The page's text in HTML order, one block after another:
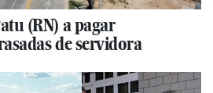
(RN) a pagar
de servidora